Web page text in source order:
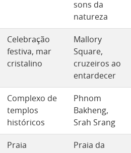
sons da
natureza
Celebração
festiva, mar
cristalino
Mallory
Square,
cruzeiros ao
entardecer
Complexo de
templos
históricos
Phnom
Bakheng,
Srah Srang
Praia
Praia da